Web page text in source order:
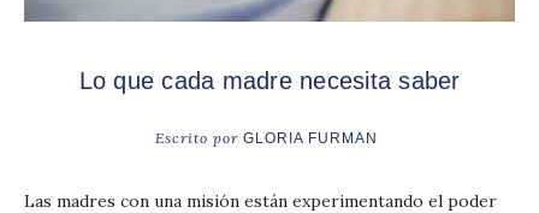
Lo que cada madre necesita saber
Escrito por GLORIA FURMAN
Las madres con una misión están experimentando el poder